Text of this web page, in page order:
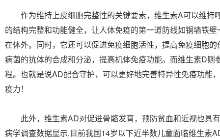
作为维持上皮细胞完整性的关键要素，维生素A可以维持
的结构完整和功能健全，让人体免疫的第一道防线如铜墙铁
在体外。同时，它还可以促进免疫细胞活性，提高免疫细胞
病菌的抗体的合成和分泌，提高机体免疫功能。而维生素D则
程。也就是说AD配合守护，可以更好地完善特异性免疫功能
疫力！
此外，维生素AD对促进骨骼发育，预防贫血和近视也具
病学调查数据显示,目前我国14岁以下近半数儿童面临维生素